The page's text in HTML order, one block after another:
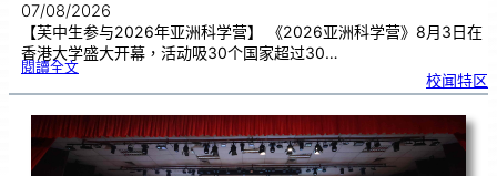
07/08/2026
【芙中生参与2026年亚洲科学营】 《2026亚洲科学营》8月3日在
香港大学盛大开幕，活动吸30个国家超过30…
閱讀全文:芙
参
2
0
2
6
年
亚
洲科
校闻特区